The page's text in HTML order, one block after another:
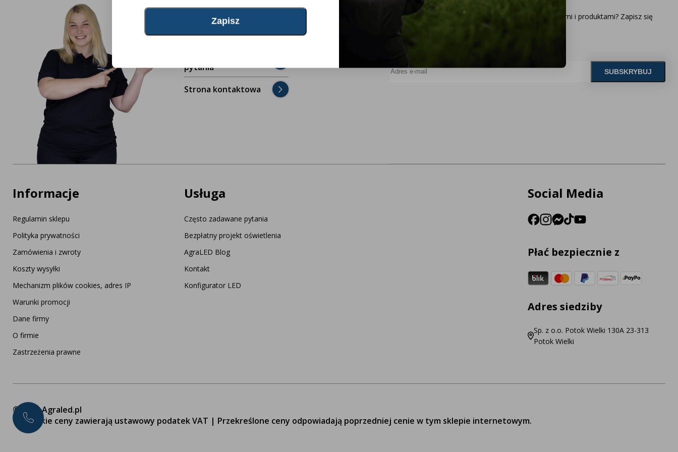
klienta jest do
Twojej dyspozycji!
pytania
Strona kontaktowa
Chcesz być na bieżąco z naszymi najnowszymi ofertami i produktami? Zapisz się
do newslettera!
Informacje
Regulamin sklepu
Polityka prywatności
Zamówienia i zwroty
Koszty wysyłki
Mechanizm plików cookies, adres IP
Warunki promocji
Dane firmy
O firmie
Zastrzeżenia prawne
Usługa
Często zadawane pytania
Bezpłatny projekt oświetlenia
AgraLED Blog
Kontakt
Konfigurator LED
Social Media
Płać bezpiecznie z
Adres siedziby
Sp. z o.o. Potok Wielki 130A 23-313
Potok Wielki
© 2026 Agraled.pl
Wszystkie ceny zawierają ustawowy podatek VAT | Przekreślone ceny odpowiadają poprzedniej cenie w tym sklepie internetowym.